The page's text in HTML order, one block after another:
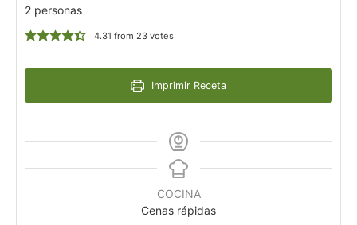
2 personas
4.31 from 23votes
Imprimir Receta
COCINA
Cenas rápidas